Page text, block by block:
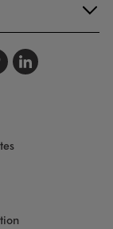
sursur
nousnous